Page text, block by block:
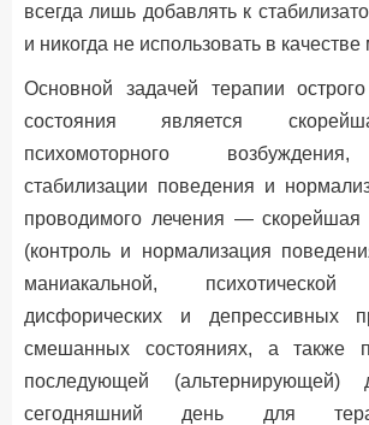
всегда лишь добавлять к
и никогда не использовать в
Основной задачей терапии
состояния является
психомоторного
стабилизации поведения и
проводимого лечения — скорейшая
(контроль и нормализация
маниакальной, психотической
дисфорических и депрессивных
смешанных состояниях, а также
последующей (альтернирующей)
сегодняшний день для